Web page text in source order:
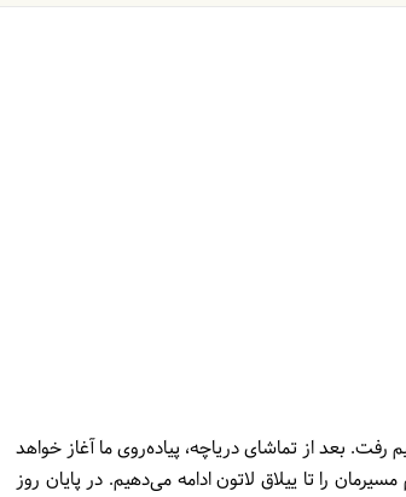
بعد از تماشای دریاچه، پیاده‌روی ما آغاز خواهد
را تا ییلاق لاتون ادامه می‌دهیم. در پایان روز